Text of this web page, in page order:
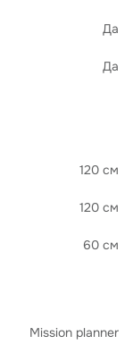
Да
Да
120 см
120 см
60 см